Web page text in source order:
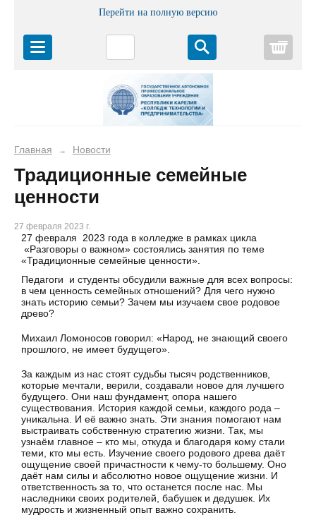
Перейти на полную версию
Главная → Новости
Традиционные семейные
ценности
27 февраля 2023 г.
27 февраля 2023 года в колледже в рамках цикла
«Разговоры о важном» состоялись занятия по теме
«Традиционные семейные ценности».
Педагоги и студенты обсудили важные для всех вопросы:
в чем ценность семейных отношений? Для чего нужно
знать историю семьи? Зачем мы изучаем свое родовое
древо?
Михаил Ломоносов говорил: «Народ, не знающий своего
прошлого, не имеет будущего».
За каждым из нас стоят судьбы тысяч родственников,
которые мечтали, верили, создавали новое для лучшего
будущего. Они наш фундамент, опора нашего
существования. История каждой семьи, каждого рода –
уникальна. И её важно знать. Эти знания помогают нам
выстраивать собственную стратегию жизни. Так, мы
узнаём главное – кто мы, откуда и благодаря кому стали
теми, кто мы есть. Изучение своего родового древа даёт
ощущение своей причастности к чему-то большему. Оно
даёт нам силы и абсолютно новое ощущение жизни. И
ответственность за то, что останется после нас. Мы
наследники своих родителей, бабушек и дедушек. Их
мудрость и жизненный опыт важно сохранить.